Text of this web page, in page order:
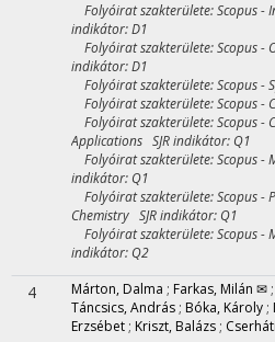
Folyóirat szakterülete: Scopus -
indikátor: D1
Folyóirat szakterülete: Scopus -
indikátor: D1
Folyóirat szakterülete: Scopus -
Folyóirat szakterülete: Scopus -
Folyóirat szakterülete: Scopus -
Applications SJR indikátor: Q1
Folyóirat szakterülete: Scopus -
indikátor: Q1
Folyóirat szakterülete: Scopus -
Chemistry SJR indikátor: Q1
Folyóirat szakterülete: Scopus -
indikátor: Q2
4 Márton, Dalma ; Farkas, Milán ✉ ;
Táncsics, András ; Bóka, Károly ;
Erzsébet ; Kriszt, Balázs ;